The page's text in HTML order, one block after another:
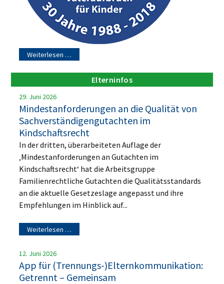
Weiterlesen …
Elterninfos
29. Juni 2026
Mindestanforderungen an die Qualität von
Sachverständigengutachten im
Kindschaftsrecht
In der dritten, überarbeiteten Auflage der
‚Mindestanforderungen an Gutachten im
Kindschaftsrecht‘ hat die Arbeitsgruppe
Familienrechtliche Gutachten die Qualitätsstandards
an die aktuelle Gesetzeslage angepasst und ihre
Empfehlungen im Hinblick auf...
Weiterlesen …
12. Juni 2026
App für (Trennungs-)Elternkommunikation:
Getrennt – Gemeinsam